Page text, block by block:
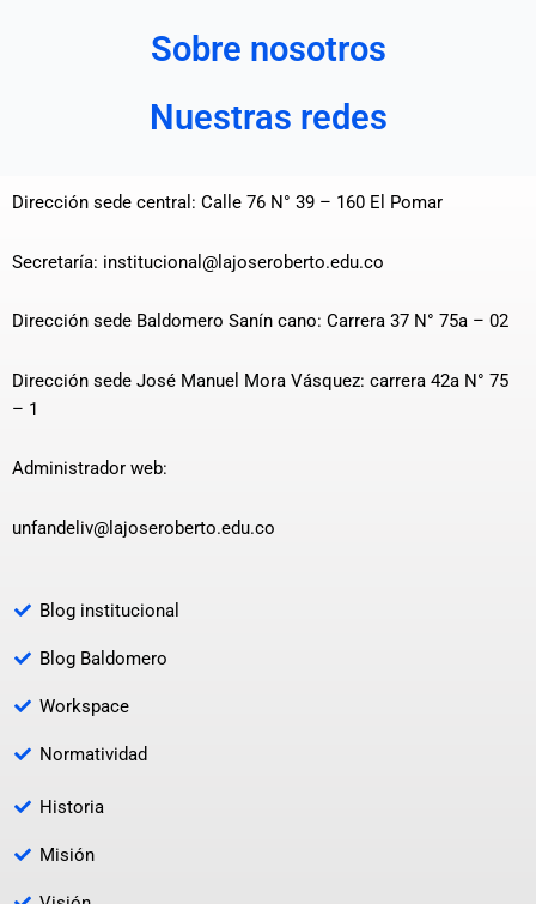
Sobre nosotros
Nuestras redes
Dirección sede central: Calle 76 N° 39 – 160 El Pomar
Secretaría: institucional@lajoseroberto.edu.co
Dirección sede Baldomero Sanín cano: Carrera 37 N° 75a – 02
Dirección sede José Manuel Mora Vásquez: carrera 42a N° 75
– 1
Administrador web:
unfandeliv@lajoseroberto.edu.co
Blog institucional
Blog Baldomero
Workspace
Normatividad
Historia
Misión